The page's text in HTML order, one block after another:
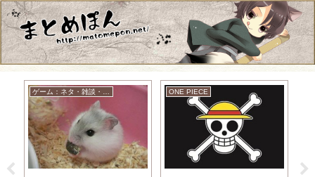
ゲーム：ネタ・雑談・ニュース ONE PIECE